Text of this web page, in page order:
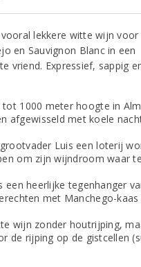
lekkere witte wijn voor
en Sauvignon Blanc in een
vriend. Expressief, sappig
1000 meter hoogte in
afgewisseld met koele
Luis een loterij
om zijn wijndroom waar te
een heerlijke tegenhanger
met Manchego-
wijn zonder houtrijping,
de rijping op de gistcellen